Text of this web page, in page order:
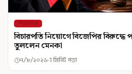
শিরোনাম
বিচারপতি নিয়োগে বিজেপির বিরুদ্ধে
তুললেন মেনকা
৭/৮/২০২৬ 1 মিনিট পড়া